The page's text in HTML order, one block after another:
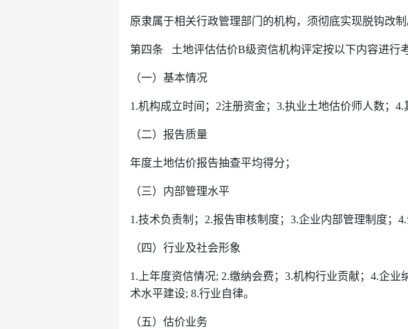
原隶属于相关行政管理部门的机构，须彻底实现脱钩改制
第四条 土地评估估价B级资信机构评定按以下内容进行考
（一）基本情况
1.机构成立时间；2注册资金；3.执业土地估价师人数；
（二）报告质量
年度土地估价报告抽查平均得分；
（三）内部管理水平
1.技术负责制；2.报告审核制度；3.企业内部管理制度；
（四）行业及社会形象
1.上年度资信情况; 2.缴纳会费；3.机构行业贡献；4.企
术水平建设; 8.行业自律。
（五）估价业务